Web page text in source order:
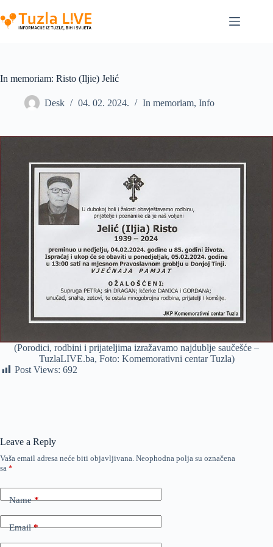
to
content
In memoriam: Risto (Iljie) Jelić
Desk 04. 02. 2024. In memoriam, Info
(Porodici, rodbini i prijateljima izražavamo najdublje saučešće –
TuzlaLIVE.ba, Foto: Komemorativni centar Tuzla)
Post Views: 692
Leave a Reply
Vaša email adresa neće biti objavljivana. Neophodna polja su označena
sa *
Name*
Email*